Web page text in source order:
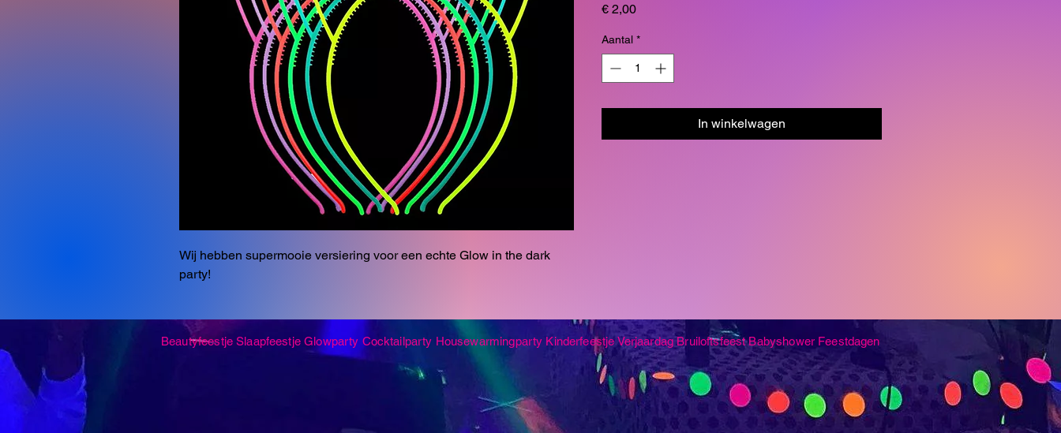
Wij hebben supermooie versiering voor een echte Glow in the dark
party!
€ 2,00Prijs
Aantal *
In winkelwagen
Beautyfeestje Slaapfeestje Glowparty Cocktailparty Housewarmingparty Kinderfeestje Verjaardag Bruiloftsfeest Babyshower Feestdagen